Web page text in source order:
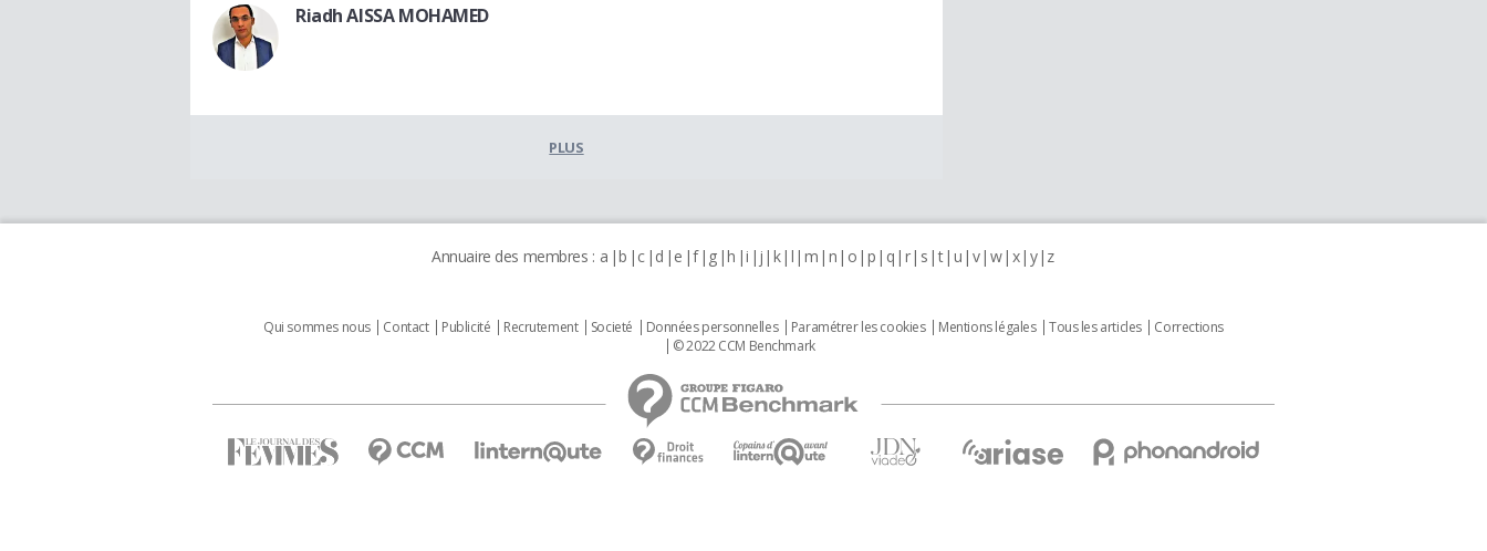
Riadh AISSA MOHAMED
PLUS
Annuaire des membres : a b c d e f g h i j k l m n o p q r s t u v w x y z
Qui sommes nous Contact Publicité Recrutement Societé Données personnelles Paramétrer les cookies Mentions légales Tous les articles
Corrections
© 2022 CCM Benchmark